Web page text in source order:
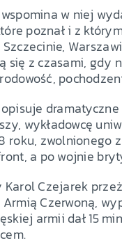
w niej
poznał i z
Szczecinie,
się z czasami, gdy
wykładowcę
roku, zwolnionego
a po wojnie
Karol Czejarek
Czerwoną,
armii dał 15